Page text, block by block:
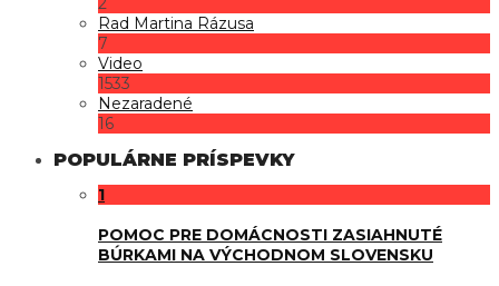
Rad Martina Rázusa
7
Video
1533
Nezaradené
16
POPULÁRNE PRÍSPEVKY
1
POMOC PRE DOMÁCNOSTI ZASIAHNUTÉ
BÚRKAMI NA VÝCHODNOM SLOVENSKU